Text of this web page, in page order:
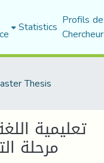
Statistics Profils
Thesis
تعليمية
مرحلة